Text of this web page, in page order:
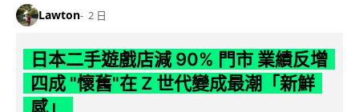
Lawton 2 日
日本二手遊戲店減 90% 門市 業績反增
四成 "懷舊"在 Z 世代變成最潮「新鮮
感」